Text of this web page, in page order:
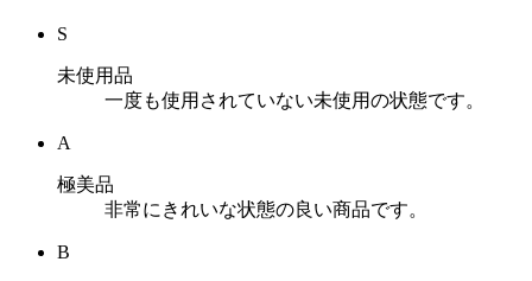
S
未使用品
一度も使用されていない未使用の状態です。
A
極美品
非常にきれいな状態の良い商品です。
B